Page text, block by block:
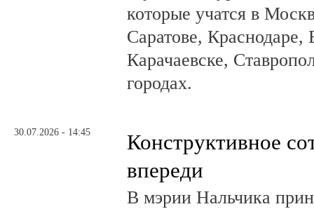
которые учатся в
Саратове, Краснодаре,
Карачаевске,
городах.
30.07.2026 - 14:45
Конструктивное
впереди
В мэрии Нальчика